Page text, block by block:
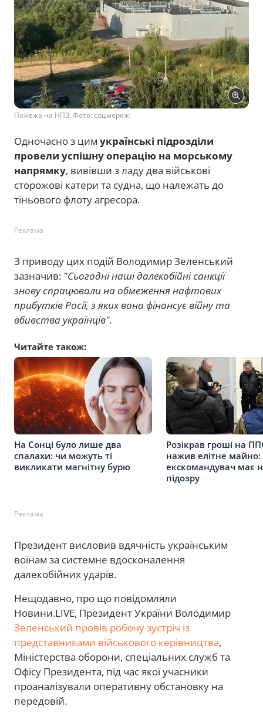
Пожежа на НПЗ. Фото: соцмережі
Одночасно з цим українські підрозділи
провели успішну операцію на морському
напрямку, вивівши з ладу два військові
сторожові катери та судна, що належать до
тіньового флоту агресора.
Реклама
З приводу цих подій Володимир Зеленський
зазначив: "Сьогодні наші далекобійні санкції
знову спрацювали на обмеження нафтових
прибутків Росії, з яких вона фінансує війну та
вбивства українців".
Читайте також:
На Сонці було лише два
спалахи: чи можуть ті
викликати магнітну бурю
Розікрав гроші на
нажив елітне майно:
екскомандувач має
підозру
Реклама
Президент висловив вдячність українським
воїнам за системне вдосконалення
далекобійних ударів.
Нещодавно, про що повідомляли
Новини.LIVE, Президент України Володимир
Зеленський провів робочу зустріч із
представниками військового керівництва,
Міністерства оборони, спеціальних служб та
Офісу Президента, під час якої учасники
проаналізували оперативну обстановку на
передовій.